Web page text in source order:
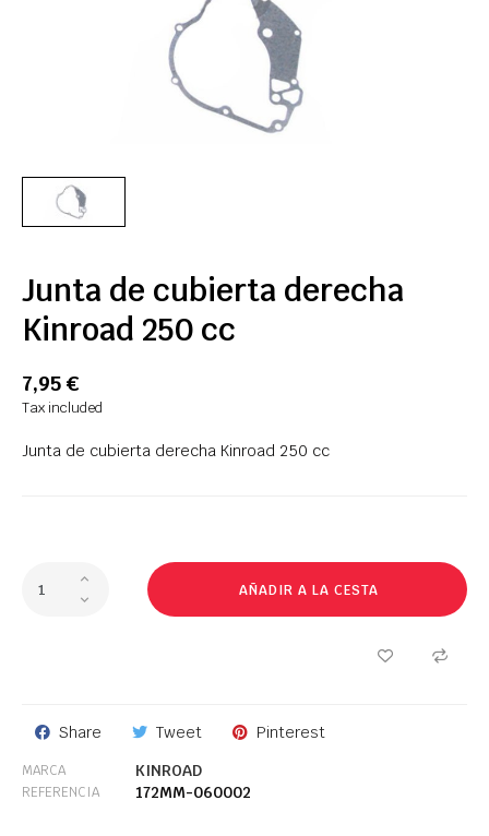
Junta de cubierta derecha
Kinroad 250 cc
7,95 €
Tax included
Junta de cubierta derecha Kinroad 250 cc
AÑADIR A LA CESTA
Share Tweet Pinterest
MARCA KINROAD
REFERENCIA 172MM-060002